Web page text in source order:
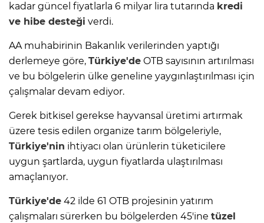
kadar güncel fiyatlarla 6 milyar lira tutarında kredi
ve hibe desteği verdi.
AA muhabirinin Bakanlık verilerinden yaptığı
derlemeye göre, Türkiye'de OTB sayısının artırılması
ve bu bölgelerin ülke geneline yaygınlaştırılması için
çalışmalar devam ediyor.
Gerek bitkisel gerekse hayvansal üretimi artırmak
üzere tesis edilen organize tarım bölgeleriyle,
Türkiye'nin ihtiyacı olan ürünlerin tüketicilere
uygun şartlarda, uygun fiyatlarda ulaştırılması
amaçlanıyor.
Türkiye'de 42 ilde 61 OTB projesinin yatırım
çalışmaları sürerken bu bölgelerden 45'ine tüzel